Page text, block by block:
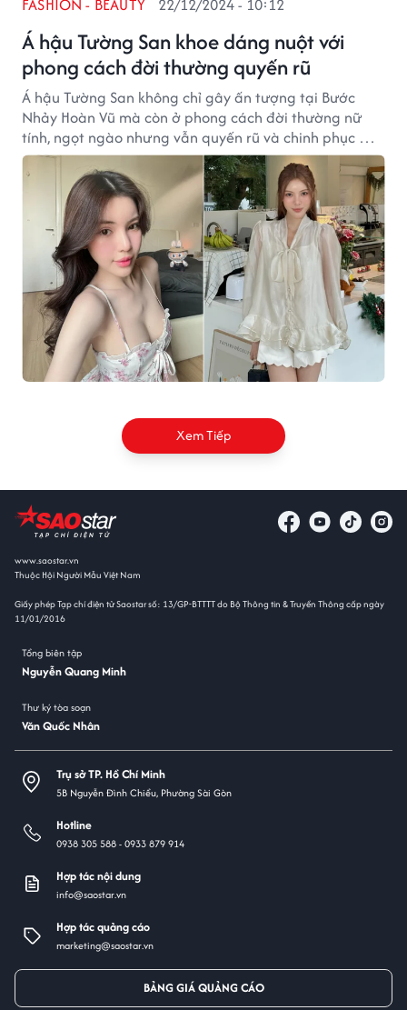
Á hậu Tường San khoe dáng nuột với
phong cách đời thường quyến rũ
FASHION - BEAUTY 22/12/2024 - 10:12
Á hậu Tường San không chỉ gây ấn tượng tại Bước
Nhảy Hoàn Vũ mà còn ở phong cách đời thường nữ
tính, ngọt ngào nhưng vẫn quyến rũ và chinh phục mọi
ánh nhìn.
Xem Tiếp
www.saostar.vn
Thuộc Hội Người Mẫu Việt Nam
Giấy phép Tạp chí điện tử Saostar số: 13/GP-BTTTT do Bộ Thông tin & Truyền Thông cấp ngày
11/01/2016
Tổng biên tập
Nguyễn Quang Minh
Thư ký tòa soạn
Văn Quốc Nhân
Trụ sở TP. Hồ Chí Minh
5B Nguyễn Đình Chiểu, Phường Sài Gòn
Hotline
0938 305 588 -0933 879 914
Hợp tác nội dung
info@saostar.vn
Hợp tác quảng cáo
marketing@saostar.vn
BẢNG GIÁ QUẢNG CÁO